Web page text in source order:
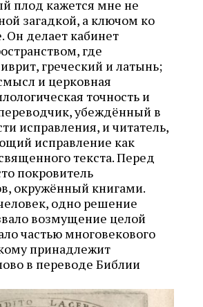
плод кажется мне не
загадкой, а ключом ко
Он делает кабинет
где
греческий и латынь;
и церковная
точность и
убеждённый в
исправления, и читатель,
исправление как
текста. Перед
покровитель
окружённый книгами.
одно решение
возмущение целой
частью многовекового
принадлежит
в переводе Библии